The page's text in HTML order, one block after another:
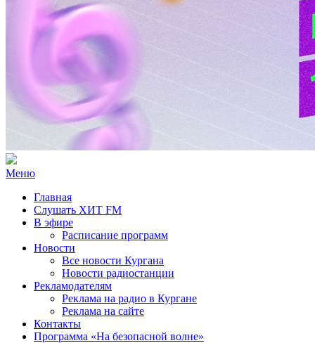
Меню
Главная
Слушать ХИТ FM
В эфире
Расписание программ
Новости
Все новости Кургана
Новости радиостанции
Рекламодателям
Реклама на радио в Кургане
Реклама на сайте
Контакты
Программа «На безопасной волне»